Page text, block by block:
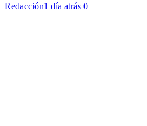
Redacción1 día atrás 0